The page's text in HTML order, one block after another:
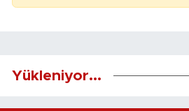
Yükleniyor...